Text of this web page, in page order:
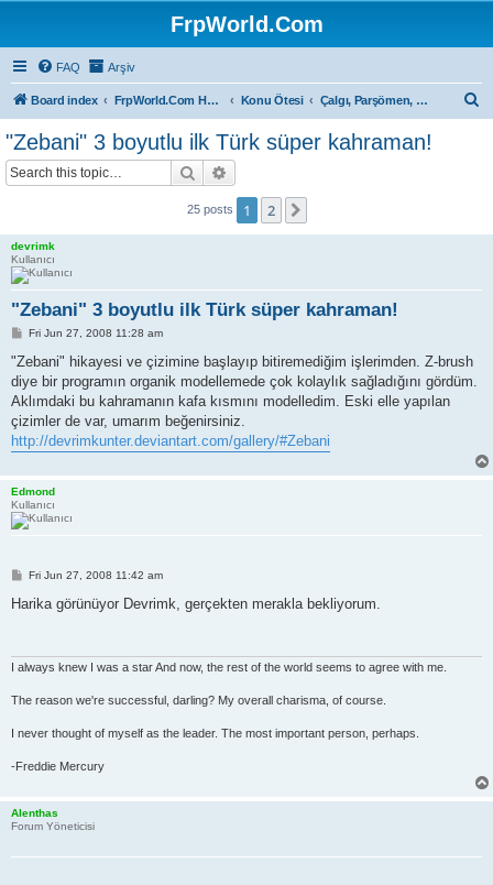
FrpWorld.Com
FAQ Arşiv
Board index FrpWorld.Com Hakkında Konu Ötesi Çalgı, Parşömen, Sahne...
"Zebani" 3 boyutlu ilk Türk süper kahraman!
Search
25 posts 1 2
devrimk
Kullanıcı
"Zebani" 3 boyutlu ilk Türk süper kahraman!
P
s
Fri Jun 27, 2008 11:28 am
"Zebani" hikayesi ve çizimine başlayıp bitiremediğim işlerimden. Z-brush
diye bir programın organik modellemede çok kolaylık sağladığını gördüm.
Aklımdaki bu kahramanın kafa kısmını modelledim. Eski elle yapılan
çizimler de var, umarım beğenirsiniz.
http://devrimkunter.deviantart.com/gallery/#Zebani
Edmond
Kullanıcı
P
s
Fri Jun 27, 2008 11:42 am
Harika görünüyor Devrimk, gerçekten merakla bekliyorum.
I always knew I was a star And now, the rest of the world seems to agree with me.
The reason we're successful, darling? My overall charisma, of course.
I never thought of myself as the leader. The most important person, perhaps.
-Freddie Mercury
Alenthas
Forum Yöneticisi